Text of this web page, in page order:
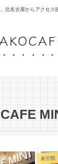
北名古屋からアクセス
未分類